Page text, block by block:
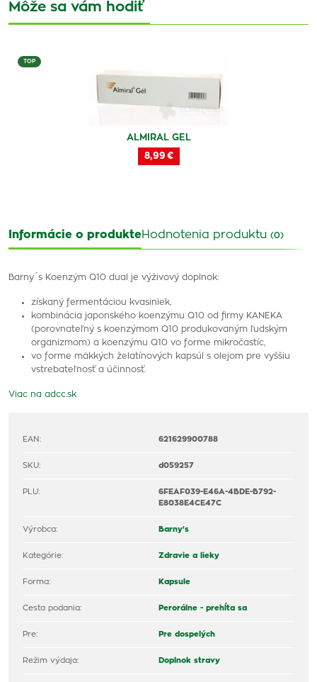
Môže sa vám hodiť
TOP
ALMIRAL GEL
8,99 €
Informácie o produkteHodnotenia produktu (0)
Barny´s Koenzým Q10 dual je výživový doplnok:
získaný fermentáciou kvasiniek,
kombinácia japonského koenzýmu Q10 od firmy KANEKA
(porovnateľný s koenzýmom Q10 produkovaným ľudským
organizmom) a koenzýmu Q10 vo forme mikročastíc,
vo forme mäkkých želatínových kapsúl s olejom pre vyššiu
vstrebateľnosť a účinnosť.
Viac na adcc.sk
EAN: 621629900788
SKU: d059257
PLU:
6FEAF039-E46A-4BDE-B792-
E8038E4CE47C
Výrobca: Barny's
Kategórie: Zdravie a lieky
Forma: Kapsule
Cesta podania: Perorálne - prehĺta sa
Pre: Pre dospelých
Režim výdaja: Doplnok stravy